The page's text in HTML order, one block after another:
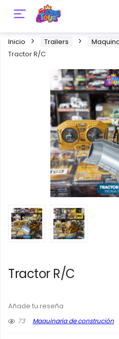
Inicio Trailers
Tractor R/C
Tractor R/C
Añade tu reseña
73
Maquinaria de construción